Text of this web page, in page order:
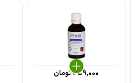
359,000تومان